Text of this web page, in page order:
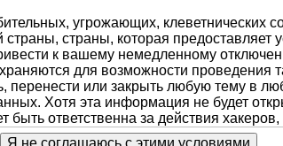
угрожающих,
страны, которая
к вашему немедленному
для возможности
перенести или закрыть любую тему в
Хотя эта информация не будет
ответственна за действия